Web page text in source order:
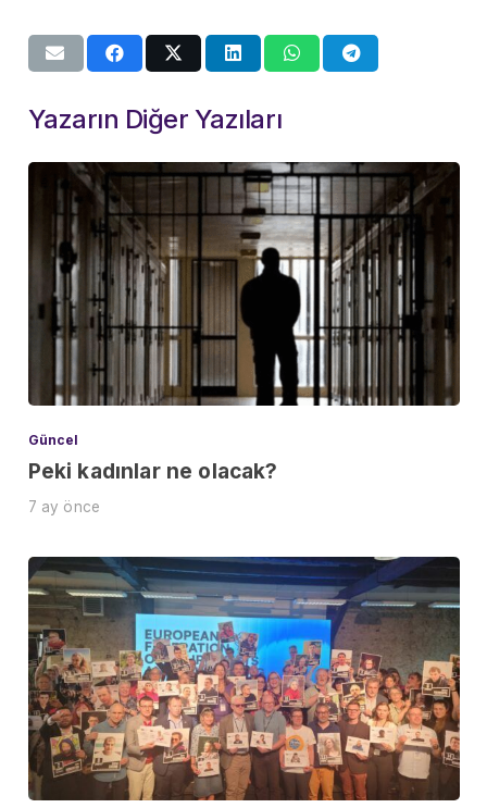
Yazarın Diğer Yazıları
Güncel
Peki kadınlar ne olacak?
7 ay önce